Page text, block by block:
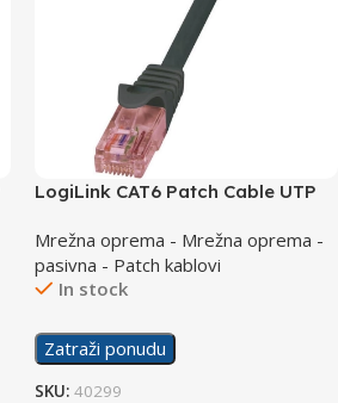
LogiLink CAT6 Patch Cable UTP
Mrežna oprema - Mrežna oprema -
pasivna - Patch kablovi
In stock
Zatraži ponudu
SKU:40299